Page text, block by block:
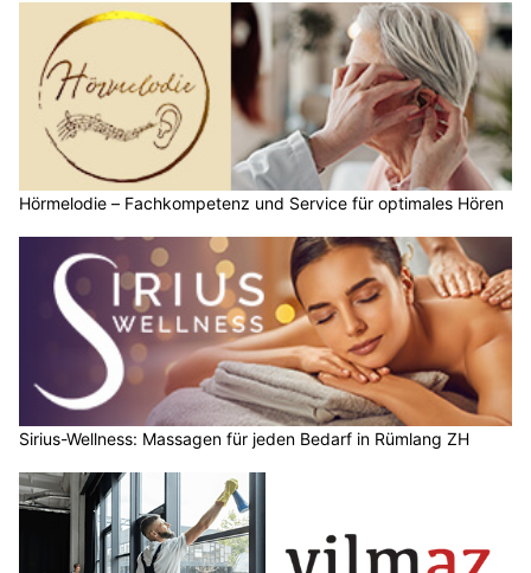
Hörmelodie – Fachkompetenz und Service für optimales Hören
Sirius-Wellness: Massagen für jeden Bedarf in Rümlang ZH